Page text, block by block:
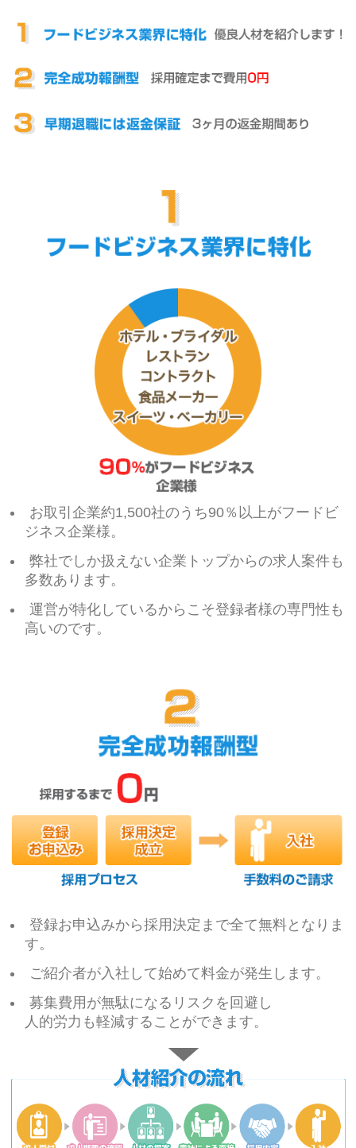
お取引企業約1,500社のうち90％以上がフードビ
ジネス企業様。
弊社でしか扱えない企業トップからの求人案件も
多数あります。
運営が特化しているからこそ登録者様の専門性も
高いのです。
登録お申込みから採用決定まで全て無料となりま
す。
ご紹介者が入社して始めて料金が発生します。
募集費用が無駄になるリスクを回避し
人的労力も軽減することができます。